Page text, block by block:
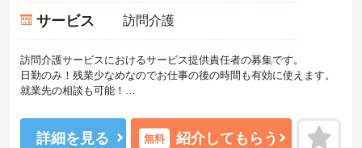
サービス 訪問介護
訪問介護サービスにおけるサービス提供責任者の募集です。
日勤のみ！残業少なめなのでお仕事の後の時間も有効に使えます。
就業先の相談も可能！
すのでお気軽にご相談ください。
詳細を見る 無料 紹介してもらう